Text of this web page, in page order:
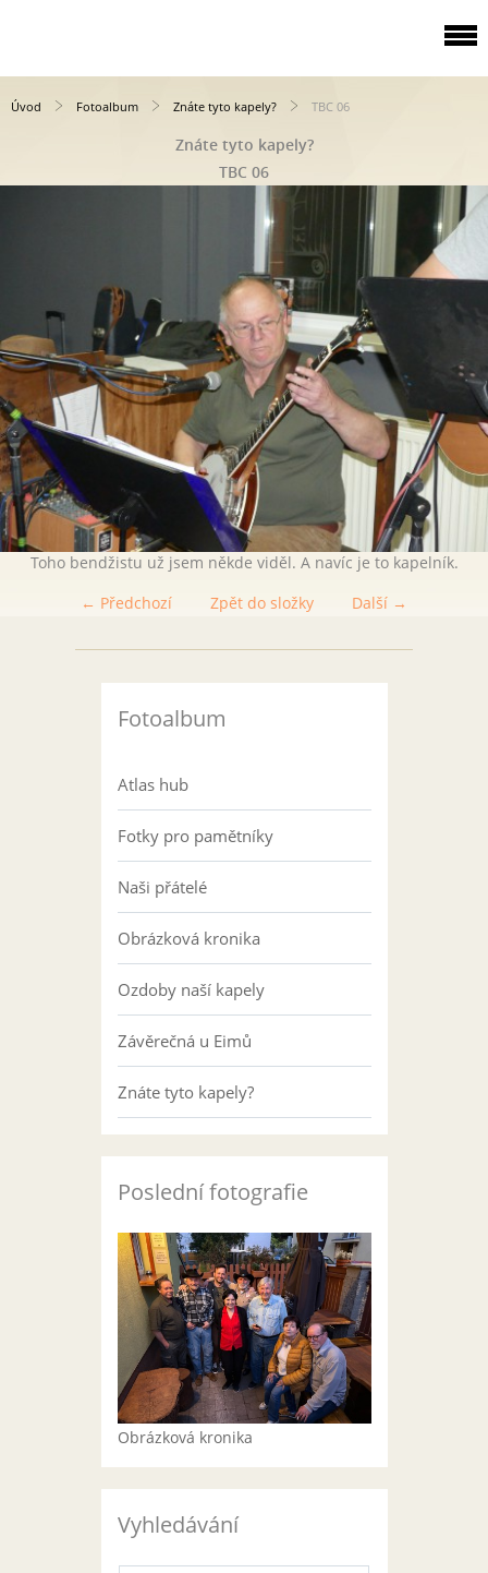
Úvod Fotoalbum Znáte tyto kapely? TBC 06
Znáte tyto kapely?
TBC 06
Toho bendžistu už jsem někde viděl. A navíc je to kapelník.
← Předchozí
Další →
Zpět do složky
Fotoalbum
Atlas hub
Fotky pro pamětníky
Naši přátelé
Obrázková kronika
Ozdoby naší kapely
Závěrečná u Eimů
Znáte tyto kapely?
Poslední fotografie
Obrázková kronika
Vyhledávání